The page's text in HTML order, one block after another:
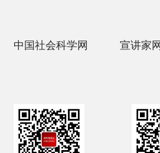
中国社会科学网 宣讲家